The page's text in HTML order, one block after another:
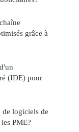
grâce à
(IDE) pour
de logiciels de
PME?